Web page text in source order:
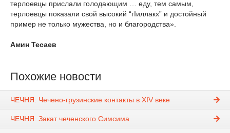
терлоевцы прислали голодающим … еду, тем самым,
терлоевцы показали свой высокий “гIиллакх” и достойный
пример не только мужества, но и благородства».
Амин Тесаев
Похожие новости
ЧЕЧНЯ. Чечено-грузинские контакты в XIV веке
ЧЕЧНЯ. Закат чеченского Симсима